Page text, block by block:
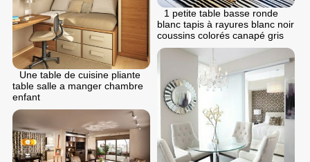
1 petite table basse ronde
blanc tapis à rayures blanc noir
coussins colorés canapé gris
Une table de cuisine pliante
table salle a manger chambre
enfant